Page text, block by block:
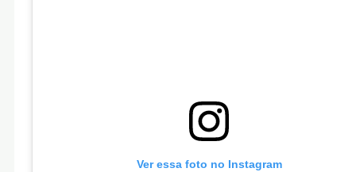
Ver essa foto no Instagram